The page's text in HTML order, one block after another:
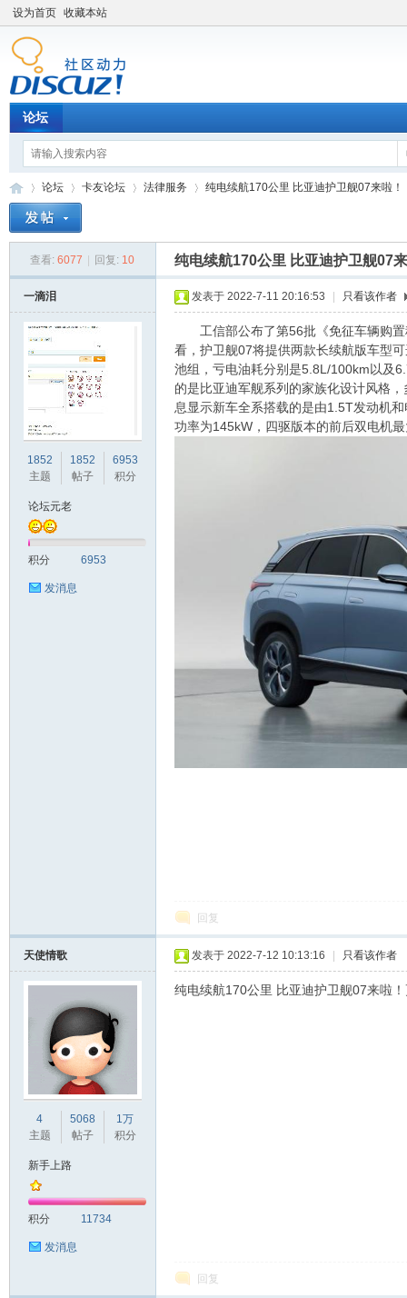
设为首页 收藏本站
论坛
论坛
›
卡友论坛
›
法律服务
›
纯电续航170公里 比亚迪护卫舰07来啦！
查看: 6077 回复: 10 纯电续航170公里 比亚迪护卫舰07
一滴泪
1852
主题
1852
帖子
6953
积分
论坛元老
积分 6953
发消息
发表于 2022-7-11 20:16:53 只看该作者
工信部公布了第56批《免征车辆购置
看，护卫舰07将提供两款长续航版车型
池组，亏电油耗分别是5.8L/100km以及
的是比亚迪军舰系列的家族化设计风格
息显示新车全系搭载的是由1.5T发动机
功率为145kW，四驱版本的前后双电机
回复
天使情歌
4
主题
5068
帖子
1万
积分
新手上路
积分 11734
发消息
发表于 2022-7-12 10:13:16 只看该作者
纯电续航170公里 比亚迪护卫舰07来啦
回复